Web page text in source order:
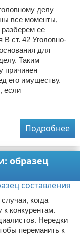
делу
все моменты,
ее
ст. 42 Уголовно-
для
Таким
причинен
его имуществу.
если
Подробнее
образец
когда
к конкурентам.
Нередки
переманить к